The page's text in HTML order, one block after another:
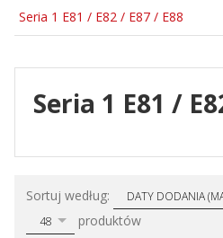
Seria 1 E81 / E82 / E87 / E88
Seria 1 E81 /
Sortuj według: sortDATY DODANIA
48 produktów